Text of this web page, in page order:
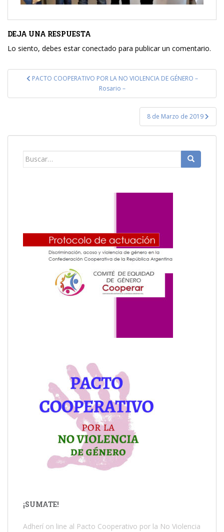
DEJA UNA RESPUESTA
Lo siento, debes estarconectado para publicar un comentario.
Navegación
entradas
PACTO COOPERATIVO POR LA NO VIOLENCIA DE GÉNERO –
Rosario –
8 de Marzo de 2019
Buscar:
¡SUMATE!
Adherí on line al Pacto Cooperativo por la No Violencia